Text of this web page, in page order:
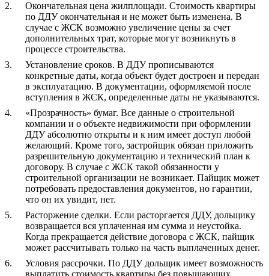
Окончательная цена жилплощади. Стоимость квартиры
по ДДУ окончательная и не может быть изменена. В
случае с ЖСК возможно увеличение цены за счет
дополнительных трат, которые могут возникнуть в
процессе строительства.
Установление сроков. В ДДУ прописываются
конкретные даты, когда объект будет достроен и передан
в эксплуатацию. В документации, оформляемой после
вступления в ЖСК, определенные даты не указываются.
«Прозрачность» бумаг. Все данные о строительной
компании и о объекте недвижимости при оформлении
ДДУ абсолютно открыты и к ним имеет доступ любой
желающий. Кроме того, застройщик обязан приложить
разрешительную документацию и технический план к
договору. В случае с ЖСК такой обязанности у
строительной организации не возникает. Пайщик может
потребовать предоставления документов, но гарантии,
что он их увидит, нет.
Расторжение сделки. Если расторгается ДДУ, дольщику
возвращается вся уплаченная им сумма и неустойка.
Когда прекращается действие договора с ЖСК, пайщик
может рассчитывать только на часть выплаченных денег.
Условия рассрочки. По ДДУ дольщик имеет возможность